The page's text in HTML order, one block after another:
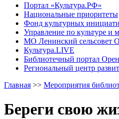
Портал «Культура.РФ»
Национальные приоритеты
Фонд культурных
Управление по культуре и
МО Ленинский сельсовет
Культура.LIVE
Библиотечный портал
Региональный центр
Главная >> Мероприятия
Береги свою